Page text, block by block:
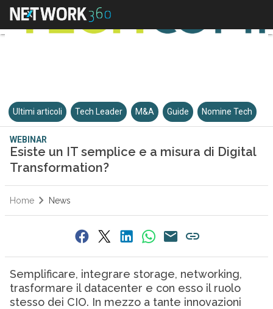
Ultimi articoli Tech Leader M&A Guide Nomine Tech
WEBINAR
Esiste un IT semplice e a misura di Digital
Transformation?
Home News
Semplificare, integrare storage, networking,
trasformare il datacenter e con esso il ruolo
stesso dei CIO. In mezzo a tante innovazioni